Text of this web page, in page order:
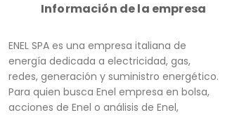
Información de la empresa
ENEL SPA es una empresa italiana de
energía dedicada a electricidad, gas,
redes, generación y suministro energético.
Para quien busca Enel empresa en bolsa,
acciones de Enel o análisis de Enel,